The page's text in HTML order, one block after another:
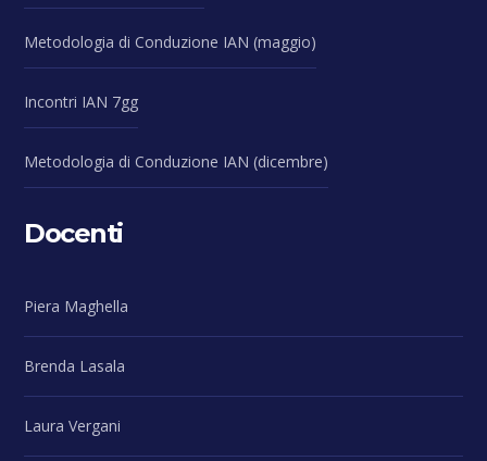
Metodologia di Conduzione IAN (maggio)
Incontri IAN 7gg
Metodologia di Conduzione IAN (dicembre)
Docenti
Piera Maghella
Brenda Lasala
Laura Vergani